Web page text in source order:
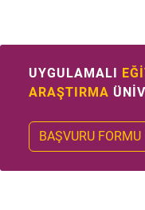
UYGULAMALI
ARAŞTIRMA
BAŞVURU FORMU